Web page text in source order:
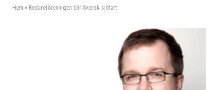
Hem » Redareföreningen blir Svensk sjöfart